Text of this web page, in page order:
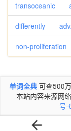
transoceanic
differently adv.
non-
单词全典 可查500
本站内容来源网
号-